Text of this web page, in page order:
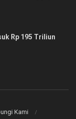
Rp 195 Triliun
Kami